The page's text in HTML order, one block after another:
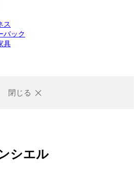
ス
バック
具
閉じる
シエル